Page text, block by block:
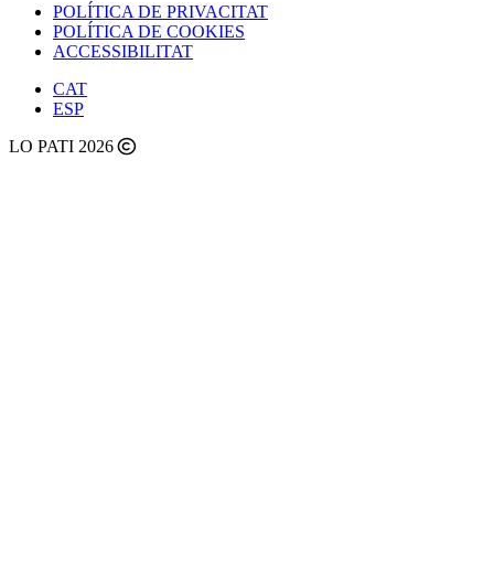
POLÍTICA DE PRIVACITAT
POLÍTICA DE COOKIES
ACCESSIBILITAT
CAT
ESP
LO PATI 2026